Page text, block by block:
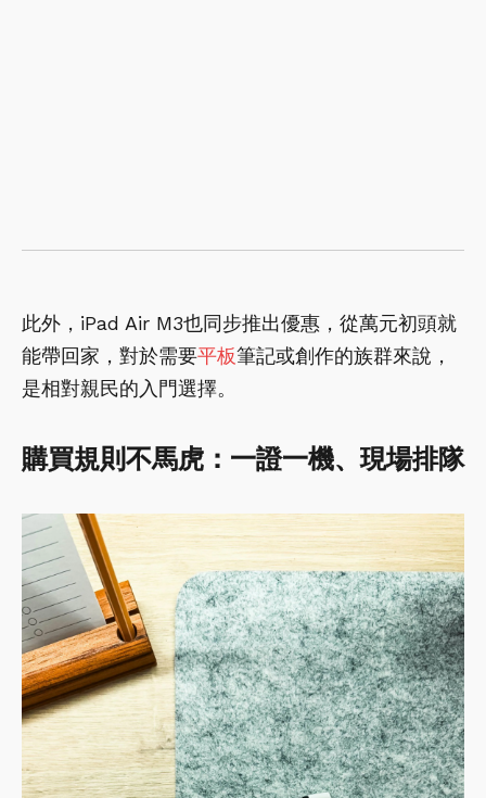
此外，iPad Air M3也同步推出優惠，從萬元初頭就
能帶回家，對於需要平板筆記或創作的族群來說，
是相對親民的入門選擇。
購買規則不馬虎：一證一機、現場排隊